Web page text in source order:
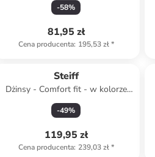
-58%
81,95 zł
Cena producenta: 195,53 zł*
Steiff
Dżinsy - Comfort fit - w kolorze
antracytowym
-49%
119,95 zł
Cena producenta: 239,03 zł*